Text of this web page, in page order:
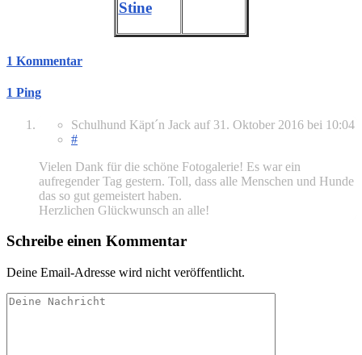
Stine
1 Kommentar
1 Ping
Schulhund Käpt´n Jack auf 31. Oktober 2016 bei 10:04
#
Vielen Dank für die schöne Fotogalerie! Es war ein
aufregender Tag gestern. Toll, dass alle Menschen und Hunde
das so gut gemeistert haben.
Herzlichen Glückwunsch an alle!
Schreibe einen Kommentar
Deine Email-Adresse wird nicht veröffentlicht.